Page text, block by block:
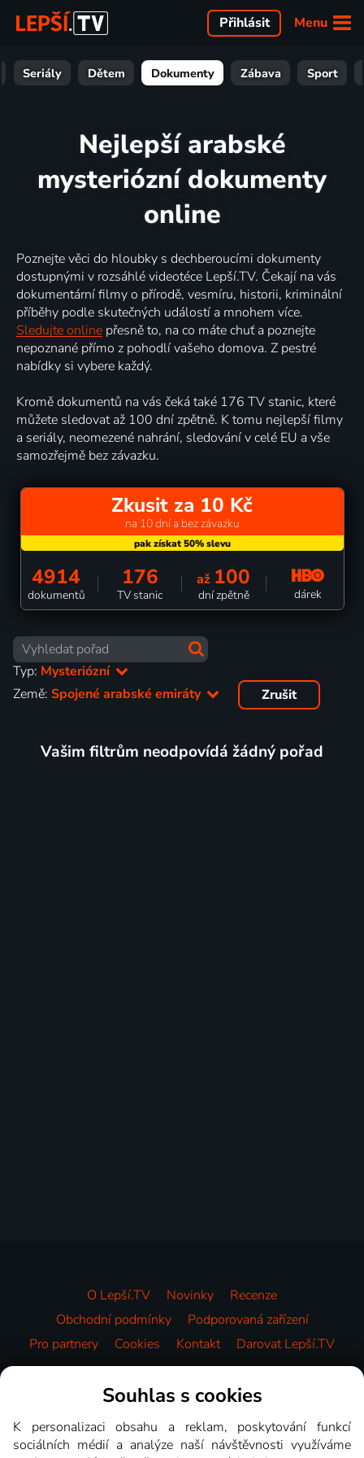
Menu
Přihlásit
Seriály Dětem Dokumenty Zábava Sport
Nejlepší arabské
mysteriózní dokumenty
online
Poznejte věci do hloubky s dechberoucími dokumenty
dostupnými v rozsáhlé videotéce Lepší.TV. Čekají na vás
dokumentární filmy o přírodě, vesmíru, historii, kriminální
příběhy podle skutečných událostí a mnohem více.
Sledujte online přesně to, na co máte chuť a poznejte
nepoznané přímo z pohodlí vašeho domova. Z pestré
nabídky si vybere každý.
Kromě dokumentů na vás čeká také 176 TV stanic, které
můžete sledovat až 100 dní zpětně. K tomu nejlepší filmy
a seriály, neomezené nahrání, sledování v celé EU a vše
samozřejmě bez závazku.
Zkusit za 10 Kč
na 10 dní a bez závazku
4914
dokumentů
176
TV stanic
až 100
dní zpětně dárek
Typ: Mysteriózní
Země: Spojené arabské emiráty Zrušit
Vašim filtrům neodpovídá žádný pořad
O Lepší.TV Novinky
Recenze
Obchodní podmínky
Podporovaná zařízení
Pro partnery
Cookies Kontakt Darovat Lepší.TV
Videotéka
Souhlas s cookies
K personalizaci obsahu a reklam, poskytování funkcí
sociálních médií a analýze naší návštěvnosti využíváme